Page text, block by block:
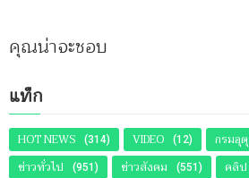
คุณน่าจะชอบ
แท็ก
HOT NEWS (314) VIDEO (12) กรมอุตุ
ข่าวทั่วไป (951) ข่าวสังคม (551) คลิป